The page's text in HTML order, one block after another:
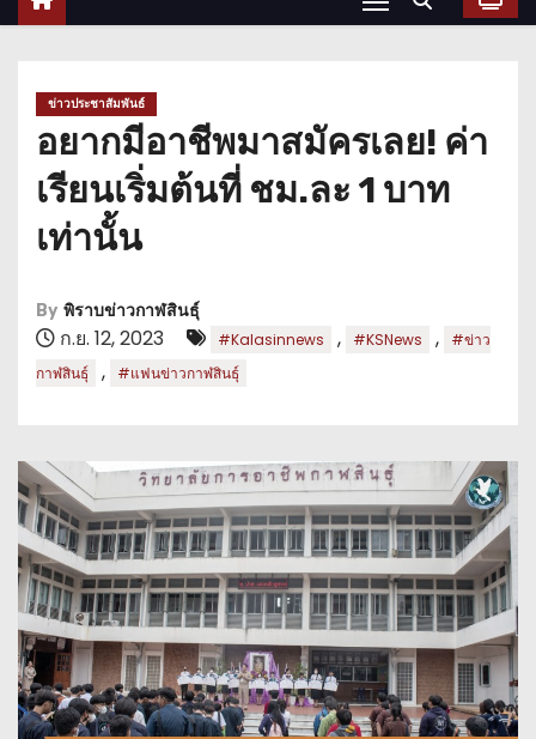
ข่าวประชาสัมพันธ์
อยากมีอาชีพมาสมัครเลย! ค่า
เรียนเริ่มต้นที่ ชม.ละ 1 บาท
เท่านั้น
By พิราบข่าวกาฬสินธุ์
ก.ย. 12, 2023 #Kalasinnews , #KSNews ,
#ข่าว
กาฬสินธุ์
, #แฟนข่าวกาฬสินธุ์